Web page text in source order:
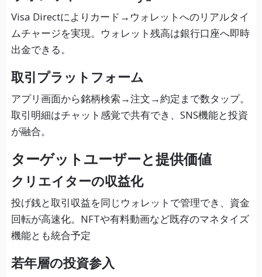
Visa Directによりカード→ウォレットへのリアルタイ
ムチャージを実現。ウォレット残高は銀行口座へ即時
出金できる。
取引プラットフォーム
アプリ画面から銘柄検索→注文→約定まで数タップ。
取引明細はチャット感覚で共有でき、SNS機能と投資
が融合。
ターゲットユーザーと提供価値
クリエイターの収益化
投げ銭と取引収益を同じウォレットで管理でき、資金
回転が高速化。NFTや有料動画など既存のマネタイズ
機能とも統合予定
若年層の投資参入